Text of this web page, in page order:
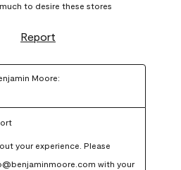
to desire these stores
Report
Moore:
your experience. Please
with your